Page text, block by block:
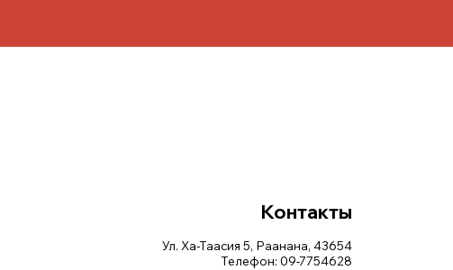
Ул. Ха-Таасия 5, Раанана, 43654
Телефон: 09-7754628
Контакты